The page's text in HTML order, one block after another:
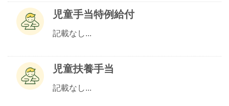
児童手当特例給付
記載なし...
児童扶養手当
記載なし...